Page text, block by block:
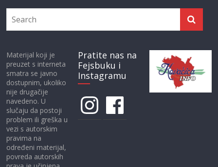
Materijal koji je
preuzet s interneta
smatra se javno
dostupnim, ukoliko
nije drugačije
navedeno. U
slučaju da postoji
problem ili greška u
vezi s autorskim
pravima na
određeni materijal,
povreda autorskih
Pratite nas na
Fejsbuku i
Instagramu
InstagramFacebook